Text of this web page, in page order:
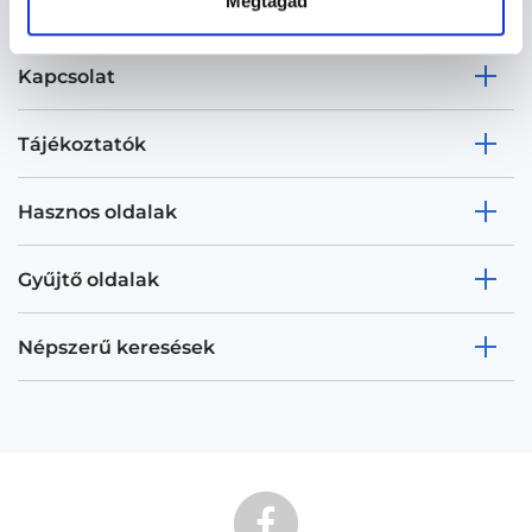
Kapcsolat
Tájékoztatók
Hasznos oldalak
Gyűjtő oldalak
Népszerű keresések